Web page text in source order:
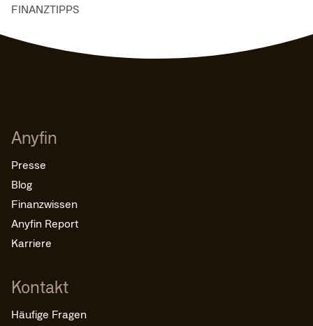
FINANZTIPPS
Anyfin
Presse
Blog
Finanzwissen
Anyfin Report
Karriere
Kontakt
Häufige Fragen